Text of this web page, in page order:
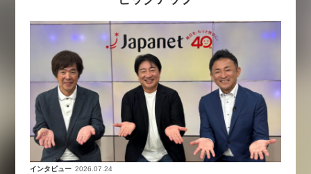
インタビュー 2026.07.24